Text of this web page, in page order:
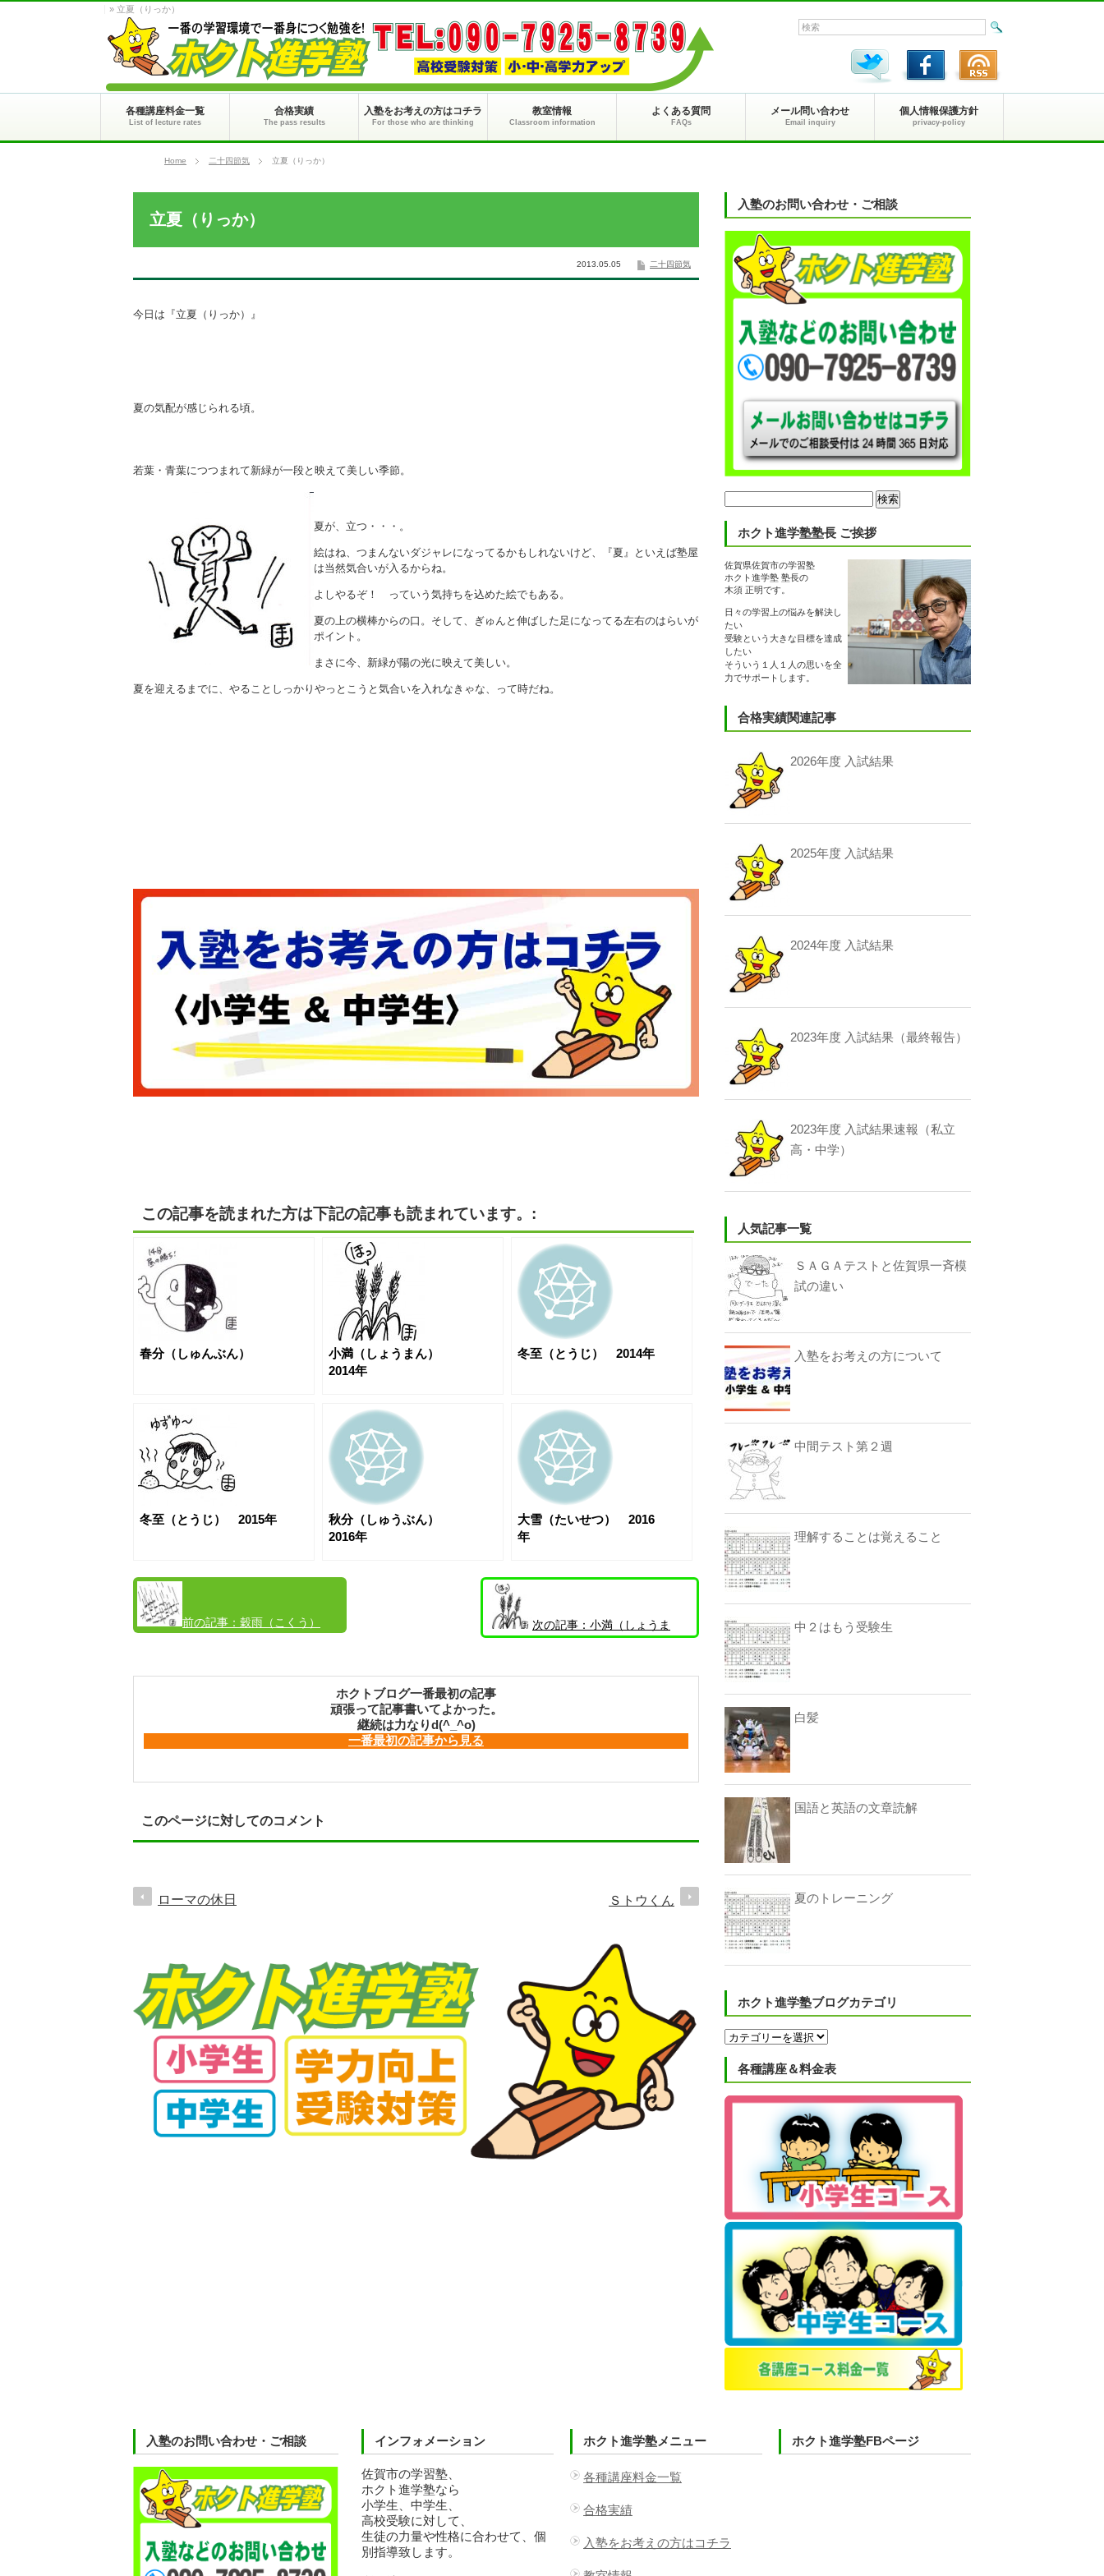
» 立夏（りっか）
各種講座料金一覧
List of lecture rates
合格実績
The pass results
入塾をお考えの方はコチラ
For those who are thinking
教室情報
Classroom information
よくある質問
FAQs
メール問い合わせ
Email inquiry
個人情報保護方針
privacy-policy
Home 二十四節気 立夏（りっか）
立夏（りっか）
二十四節気
2013.05.05
今日は『立夏（りっか）』
夏の気配が感じられる頃。
若葉・青葉につつまれて新緑が一段と映えて美しい季節。
夏が、立つ・・・。
絵はね、つまんないダジャレになってるかもしれないけど、『夏』といえば塾屋
は当然気合いが入るからね。
よしやるぞ！ っていう気持ちを込めた絵でもある。
夏の上の横棒からの口。そして、ぎゅんと伸ばした足になってる左右のはらいが
ポイント。
まさに今、新緑が陽の光に映えて美しい。
夏を迎えるまでに、やることしっかりやっとこうと気合いを入れなきゃな、って時だね。
この記事を読まれた方は下記の記事も読まれています。:
春分（しゅんぶん）
小満（しょうまん）
2014年
冬至（とうじ） 2014年
冬至（とうじ） 2015年
秋分（しゅうぶん）
2016年
大雪（たいせつ） 2016
年
前の記事： 穀雨（こくう） 次の記事： 小満（しょうま
ん）
ホクトブログ一番最初の記事
頑張って記事書いてよかった。
継続は力なりd(^_^o)
一番最初の記事から見る
このページに対してのコメント
ローマの休日 Ｓトウくん
入塾のお問い合わせ・ご相談
検
索:
ホクト進学塾塾長 ご挨拶
佐賀県佐賀市の学習塾
ホクト進学塾 塾長の
木須 正明です。
日々の学習上の悩みを解決し
たい
受験という大きな目標を達成
したい
そういう１人１人の思いを全
力でサポートします。
合格実績関連記事
2026年度 入試結果
2025年度 入試結果
2024年度 入試結果
2023年度 入試結果（最終報告）
2023年度 入試結果速報（私立
高・中学）
人気記事一覧
ＳＡＧＡテストと佐賀県一斉模
試の違い
入塾をお考えの方について
中間テスト第２週
理解することは覚えること
中２はもう受験生
白髪
国語と英語の文章読解
夏のトレーニング
ホクト進学塾ブログカテゴリ
ホ
ク
ト
学
塾
各種講座＆料金表
入塾のお問い合わせ・ご相談 インフォメーション
佐賀市の学習塾、
ホクト進学塾なら
小学生、中学生、
高校受験に対して、
生徒の力量や性格に合わせて、個
別指導致します。
ホクト進学塾メニュー
各種講座料金一覧
合格実績
入塾をお考えの方はコチラ
ホクト進学塾FBページ